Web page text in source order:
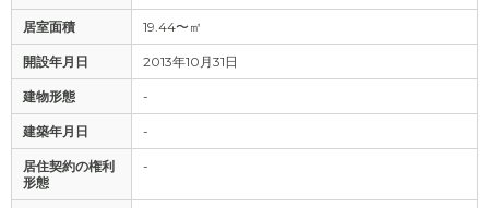
居室面積 19.44〜㎡
開設年月日 2013年10月31日
建物形態 -
建築年月日 -
居住契約の権利
形態
-